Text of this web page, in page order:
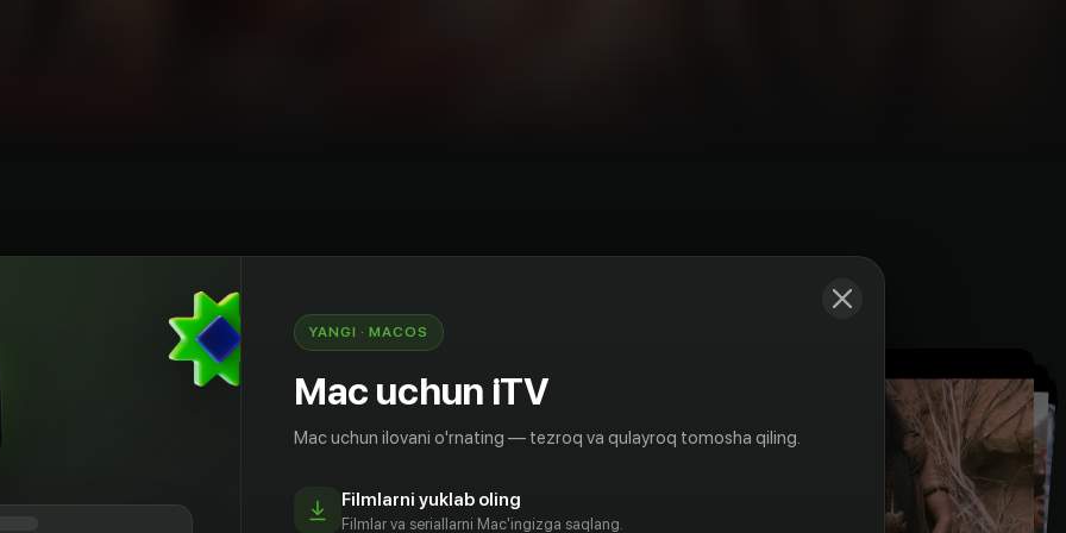
Hindiston
– великий правитель Тригарты и
Он жесток и беспощаден. Однажды на него
Девадутта, который толкает
и занимает его место. Бимбисара
Хайдарабаде в 2022 году. Сможет ли
вернуться в своё время и удастся ли ему
YANGI · MACOS
Mac uchun iTV
Mac uchun ilovani o'rnating — tezroq va qulayroq tomosha qiling.
Filmlarni yuklab oling
Filmlar va seriallarni Mac'ingizga saqlang.